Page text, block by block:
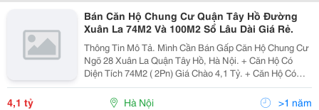
Bán Căn Hộ Chung Cư Quận Tây Hồ Đường
Xuân La 74M2 Và 100M2 Sổ Lâu Dài Giá Rẻ.
Thông Tin Mô Tả. Mình Cần Bán Gấp Căn Hộ Chung Cư
Ngõ 28 Xuân La Quận Tây Hồ, Hà Nội. + Căn Hộ Có
Diện Tích 74M2 ( 2Pn) Giá Chào 4,1 Tỷ. + Căn Hộ Có
Diện Tích 100M2 ( 3Pn) Giá Chào 6,5 Tỷ. Bán Nhà Tặng
Kèm Nội Thất. Sổ Đỏ Sẵn Sàng. Giá Bán...
4,1 tỷ Hà Nội >1 năm